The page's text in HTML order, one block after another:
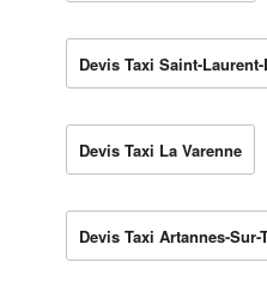
Devis Taxi Saint-
Devis Taxi La Varenne
Devis Taxi Artannes-Sur-